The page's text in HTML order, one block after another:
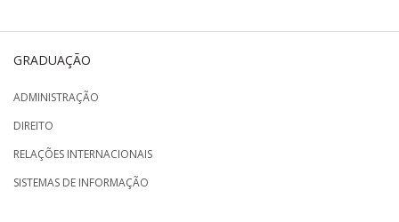
GRADUAÇÃO
ADMINISTRAÇÃO
DIREITO
RELAÇÕES INTERNACIONAIS
SISTEMAS DE INFORMAÇÃO